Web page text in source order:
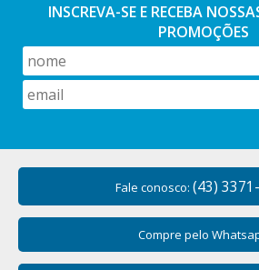
INSCREVA-SE E RECEBA
PROMOÇÕES
Fale conosco: (43)
Compre pelo